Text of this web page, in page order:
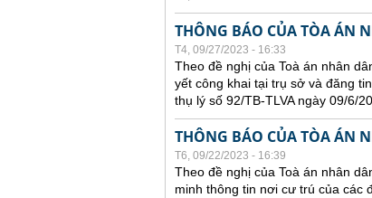
THÔNG BÁO CỦA TÒA ÁN
T4, 09/27/2023 - 16:33
Theo đề nghị của Toà án nhân
yết công khai tại trụ sở và đăng
thụ lý số 92/TB-TLVA ngày 09/6/
THÔNG BÁO CỦA TÒA ÁN
T6, 09/22/2023 - 16:39
Theo đề nghị của Toà án nhân
minh thông tin nơi cư trú của các